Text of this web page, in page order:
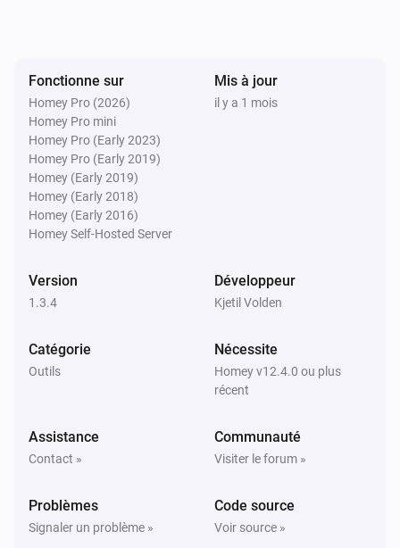
Fonctionne sur
Homey Pro (2026)
Homey Pro mini
Homey Pro (Early 2023)
Homey Pro (Early 2019)
Homey (Early 2019)
Homey (Early 2018)
Homey (Early 2016)
Homey Self-Hosted Server
Mis à jour
il y a 1 mois
Version
1.3.4
Développeur
Kjetil Volden
Catégorie
Outils
Nécessite
Homey v12.4.0 ou plus
récent
Assistance
Contact »
Communauté
Visiter le forum »
Problèmes
Signaler un problème »
Code source
Voir source »